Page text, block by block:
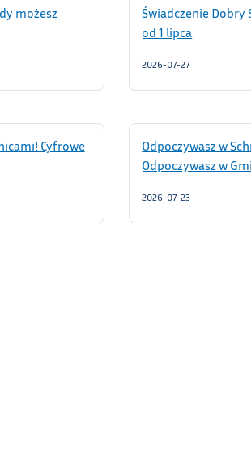
możesz
Świadczenie
od 1 lipca
2026-07-27
Cyfrowe
Odpoczywasz w
Odpoczywasz w
2026-07-23